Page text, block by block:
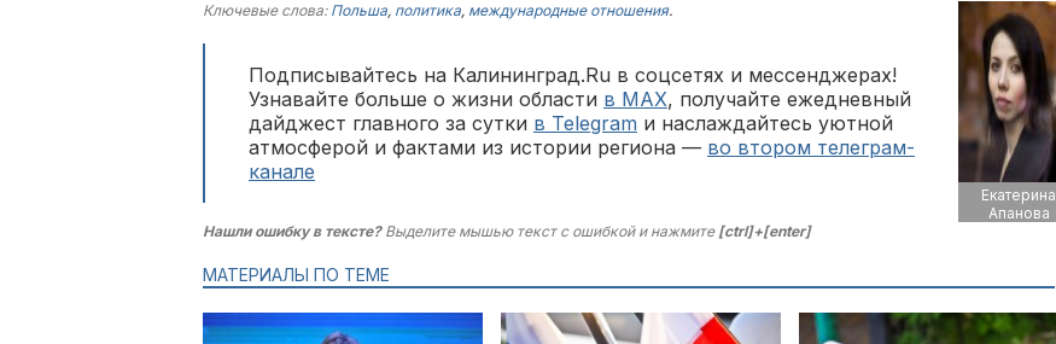
Екатерина
Апанова
Ключевые слова: Польша, политика, международные отношения.
Подписывайтесь на Калининград.Ru в соцсетях и мессенджерах!
Узнавайте больше о жизни области в MAX, получайте ежедневный
дайджест главного за сутки в Telegram и наслаждайтесь уютной
атмосферой и фактами из истории региона — во втором телеграм-
канале
Нашли ошибку в тексте?Выделите мышью текст с ошибкой и нажмите [ctrl]+[enter]
МАТЕРИАЛЫ ПО ТЕМЕ